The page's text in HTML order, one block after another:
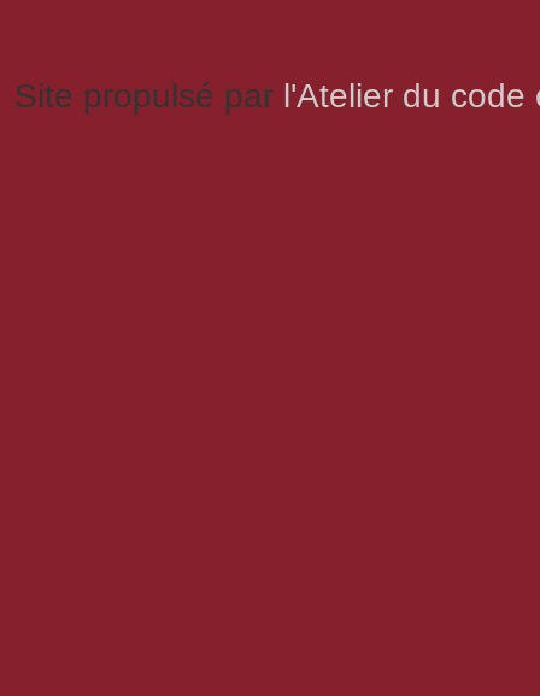
Site propulsé par l'Atelier du